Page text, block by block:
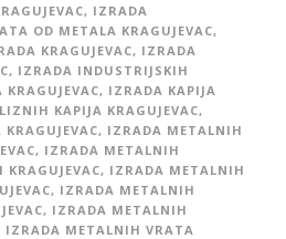
, IZRADA
OD METALA KRAGUJEVAC,
KRAGUJEVAC, IZRADA
, IZRADA INDUSTRIJSKIH
, IZRADA KAPIJA
KAPIJA KRAGUJEVAC,
, IZRADA METALNIH
, IZRADA METALNIH
KRAGUJEVAC, IZRADA METALNIH
, IZRADA METALNIH
, IZRADA METALNIH
IZRADA METALNIH VRATA